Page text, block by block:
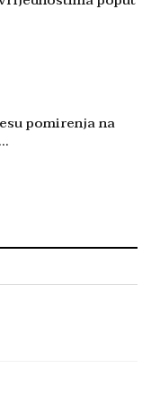
pomirenja na